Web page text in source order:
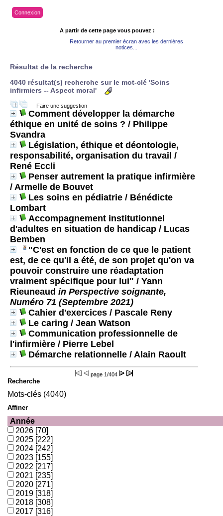
Connexion
A partir de cette page vous pouvez :
Retourner au premier écran avec les dernières
notices...
Résultat de la recherche
4040 résultat(s) recherche sur le mot-clé 'Soins
infirmiers -- Aspect moral'
Faire une suggestion
Comment développer la démarche
éthique en unité de soins ? / Philippe
Svandra
Législation, éthique et déontologie,
responsabilité, organisation du travail /
René Eccli
Penser autrement la pratique infirmière
/ Armelle de Bouvet
Les soins en pédiatrie / Bénédicte
Lombart
Accompagnement institutionnel
d'adultes en situation de handicap / Lucas
Bemben
"C'est en fonction de ce que le patient
est, de ce qu'il a été, de son projet qu'on va
pouvoir construire une réadaptation
vraiment spécifique pour lui" / Yann
Rieuneaud in Perspective soignante,
Numéro 71 (Septembre 2021)
Cahier d'exercices / Pascale Reny
Le caring / Jean Watson
Communication professionnelle de
l'infirmière / Pierre Lebel
Démarche relationnelle / Alain Raoult
page 1/404
Recherche
Mots-clés (4040)
Affiner
Année
2026 [70]
2025 [222]
2024 [242]
2023 [155]
2022 [217]
2021 [235]
2020 [271]
2019 [318]
2018 [308]
2017 [316]